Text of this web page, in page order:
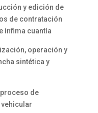
y edición de
de contratación
ínfima cuantía
operación y
sintética y
proceso de